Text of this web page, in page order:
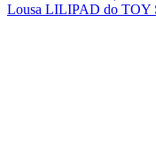
Lousa LILIPAD do TOY